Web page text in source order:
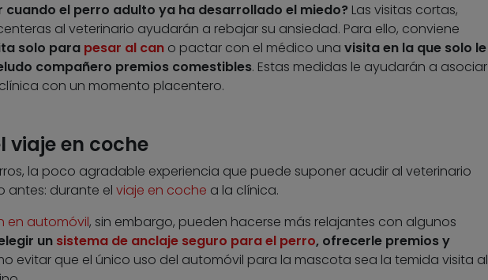
cuando el perro adulto ya ha desarrollado el miedo? Las visitas cortas,
al veterinario ayudarán a rebajar su ansiedad. Para ello, conviene
solo para pesar al cano pactar con el médico una visita en la que solo le
compañero premios comestibles. Estas medidas le ayudarán a asociar
con un momento placentero.
viaje en coche
la poco agradable experiencia que puede suponer acudir al veterinario
antes: durante el viaje en coche a la clínica.
en automóvil, sin embargo, pueden hacerse más relajantes con algunos
un sistema de anclaje seguro para el perro, ofrecerle premios y
evitar que el único uso del automóvil para la mascota sea la temida visita al